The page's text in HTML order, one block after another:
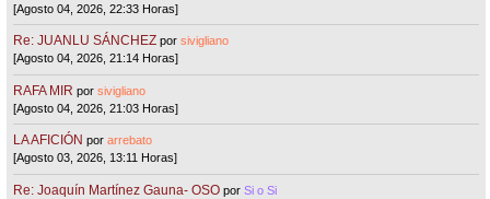
[Agosto 04, 2026, 22:33 Horas]
Re: JUANLU SÁNCHEZ porsivigliano
[Agosto 04, 2026, 21:14 Horas]
RAFA MIR porsivigliano
[Agosto 04, 2026, 21:03 Horas]
LA AFICIÓN porarrebato
[Agosto 03, 2026, 13:11 Horas]
Re: Joaquín Martínez Gauna- OSO porSi o Si